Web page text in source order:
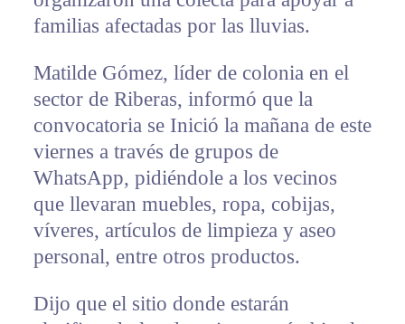
familias afectadas por las lluvias.
Matilde Gómez, líder de colonia en el
sector de Riberas, informó que la
convocatoria se Inició la mañana de este
viernes a través de grupos de
WhatsApp, pidiéndole a los vecinos
que llevaran muebles, ropa, cobijas,
víveres, artículos de limpieza y aseo
personal, entre otros productos.
Dijo que el sitio donde estarán